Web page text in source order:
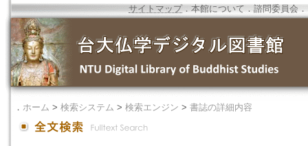
サイトマップ．本館について ． 諮問委員会 ．
． ホーム > 検索システム > 検索エンジン > 書誌の詳細内容